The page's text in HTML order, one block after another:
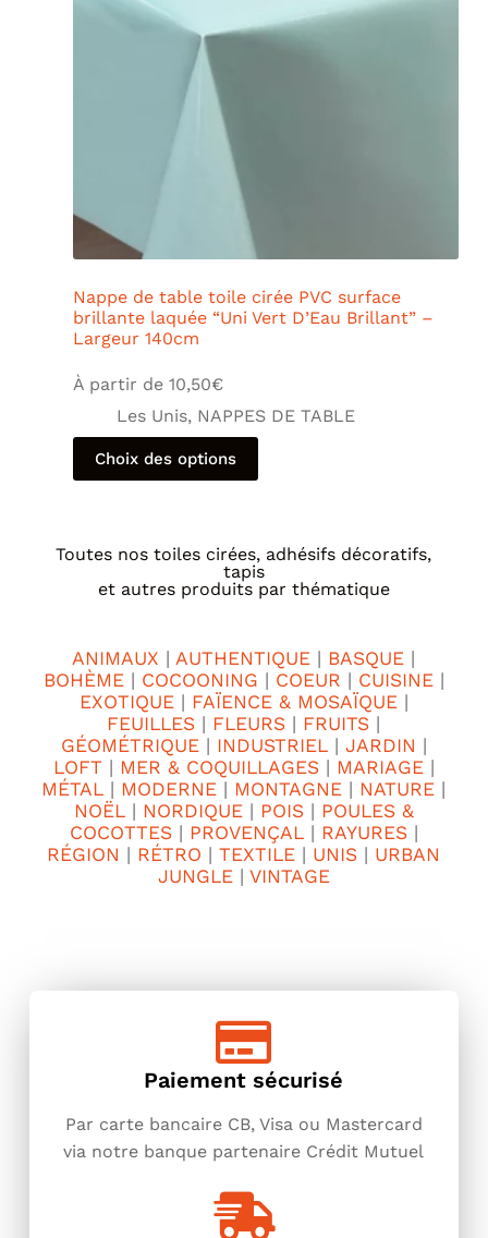
Nappe de table toile cirée PVC surface
brillante laquée “Uni Vert D’Eau Brillant” –
Largeur 140cm
À partir de 10,50€
Les Unis, NAPPES DE TABLE
Choix des options
Toutes nos toiles cirées, adhésifs décoratifs,
tapis
et autres produits par thématique
ANIMAUX | AUTHENTIQUE | BASQUE |
BOHÈME | COCOONING | COEUR | CUISINE |
EXOTIQUE | FAÏENCE & MOSAÏQUE |
FEUILLES | FLEURS | FRUITS |
GÉOMÉTRIQUE | INDUSTRIEL| JARDIN |
LOFT | MER & COQUILLAGES| MARIAGE |
MÉTAL | MODERNE | MONTAGNE | NATURE |
NOËL| NORDIQUE | POIS| POULES &
COCOTTES| PROVENÇAL| RAYURES|
RÉGION | RÉTRO |TEXTILE | UNIS | URBAN
JUNGLE | VINTAGE
Paiement sécurisé
Par carte bancaire CB, Visa ou Mastercard
via notre banque partenaire Crédit Mutuel